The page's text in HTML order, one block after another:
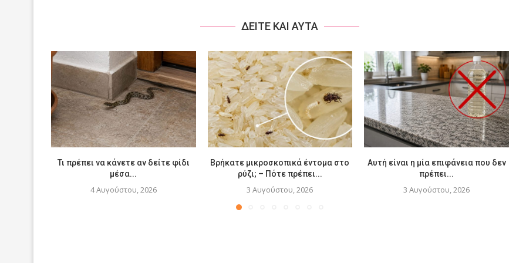
ΔΕΙΤΕ ΚΑΙ ΑΥΤΑ
Τι πρέπει να κάνετε αν δείτε φίδι
μέσα...
4 Αυγούστου, 2026
Βρήκατε μικροσκοπικά έντομα στο
ρύζι; – Πότε πρέπει...
3 Αυγούστου, 2026
Αυτή είναι η μία επιφάνεια που δεν
πρέπει...
3 Αυγούστου, 2026